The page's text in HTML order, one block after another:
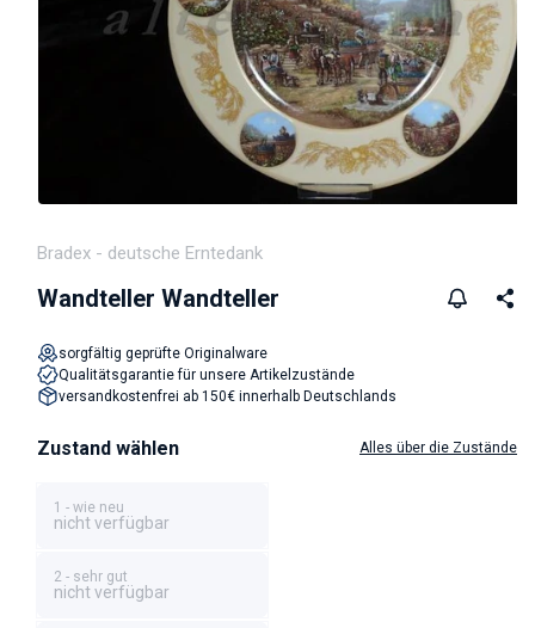
Bradex - deutsche Erntedank
Wandteller Wandteller
sorgfältig geprüfte Originalware
Qualitätsgarantie für unsere Artikelzustände
versandkostenfrei ab 150€ innerhalb Deutschlands
Zustand wählen Alles über die Zustände
1 - wie neu
nicht verfügbar
2 - sehr gut
nicht verfügbar